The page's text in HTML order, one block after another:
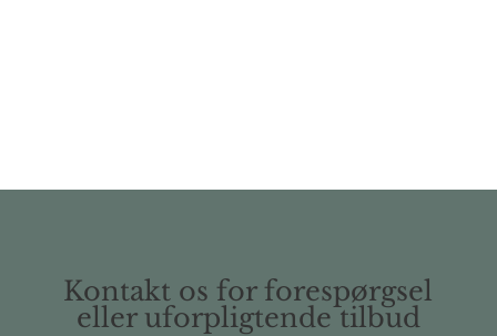
Kontakt os for forespørgsel
eller uforpligtende tilbud